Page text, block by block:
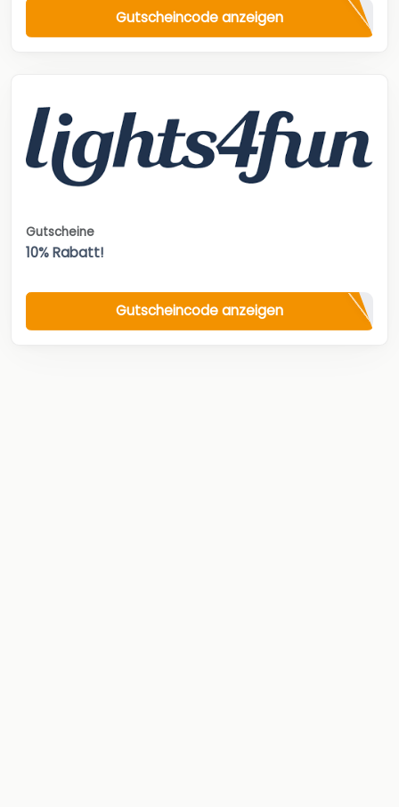
Gutscheincode anzeigen
Gutscheine
10% Rabatt!
Gutscheincode anzeigen